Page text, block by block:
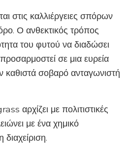
στις καλλιέργειες σπόρων
Ο ανθεκτικός τρόπος
του φυτού να διαδώσει
σε μια ευρεία
καθιστά σοβαρό ανταγωνιστή
αρχίζει με πολιτιστικές
με ένα χημικό
διαχείριση.